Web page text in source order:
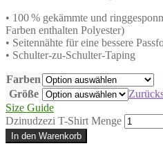
• 100 % gekämmte und
Farben enthalten Polyester)
• Seitennähte für eine bessere
• Schulter-zu-Schulter-Taping
Farben
Größe
Size Guide
Dzinudzezi T-Shirt Menge
In den Warenkorb